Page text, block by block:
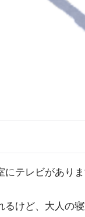
テレビがありま
けど、大人の